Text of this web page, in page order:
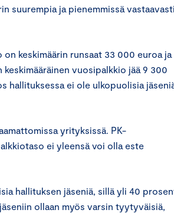
suurempia ja pienemmissä
keskimäärin runsaat 33 000 euroa ja
vuosipalkkio jää 9 300
hallituksessa ei ole ulkopuolisia
yrityksissä. PK-
ei yleensä voi olla este
hallituksen jäseniä, sillä yli 40
ollaan myös varsin tyytyväisiä,